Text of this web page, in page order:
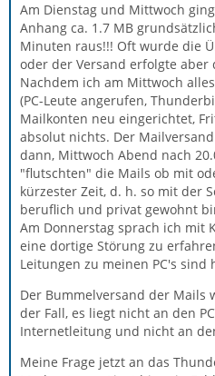
Am Dienstag und Mittwoch
Anhang ca. 1.7 MB
Minuten raus!!! Oft wurde die
oder der Versand erfolgte
Nachdem ich am Mittwoch
(PC-Leute angerufen,
Mailkonten neu eingerichtet,
absolut nichts. Der
dann, Mittwoch Abend nach
"flutschten" die Mails ob mit
kürzester Zeit, d. h. so mit der
beruflich und privat gewohnt
Am Donnerstag sprach ich mit
eine dortige Störung zu
Leitungen zu meinen PC's sind
Der Bummelversand der Mails
der Fall, es liegt nicht an den
Internetleitung und nicht an
Meine Frage jetzt an das